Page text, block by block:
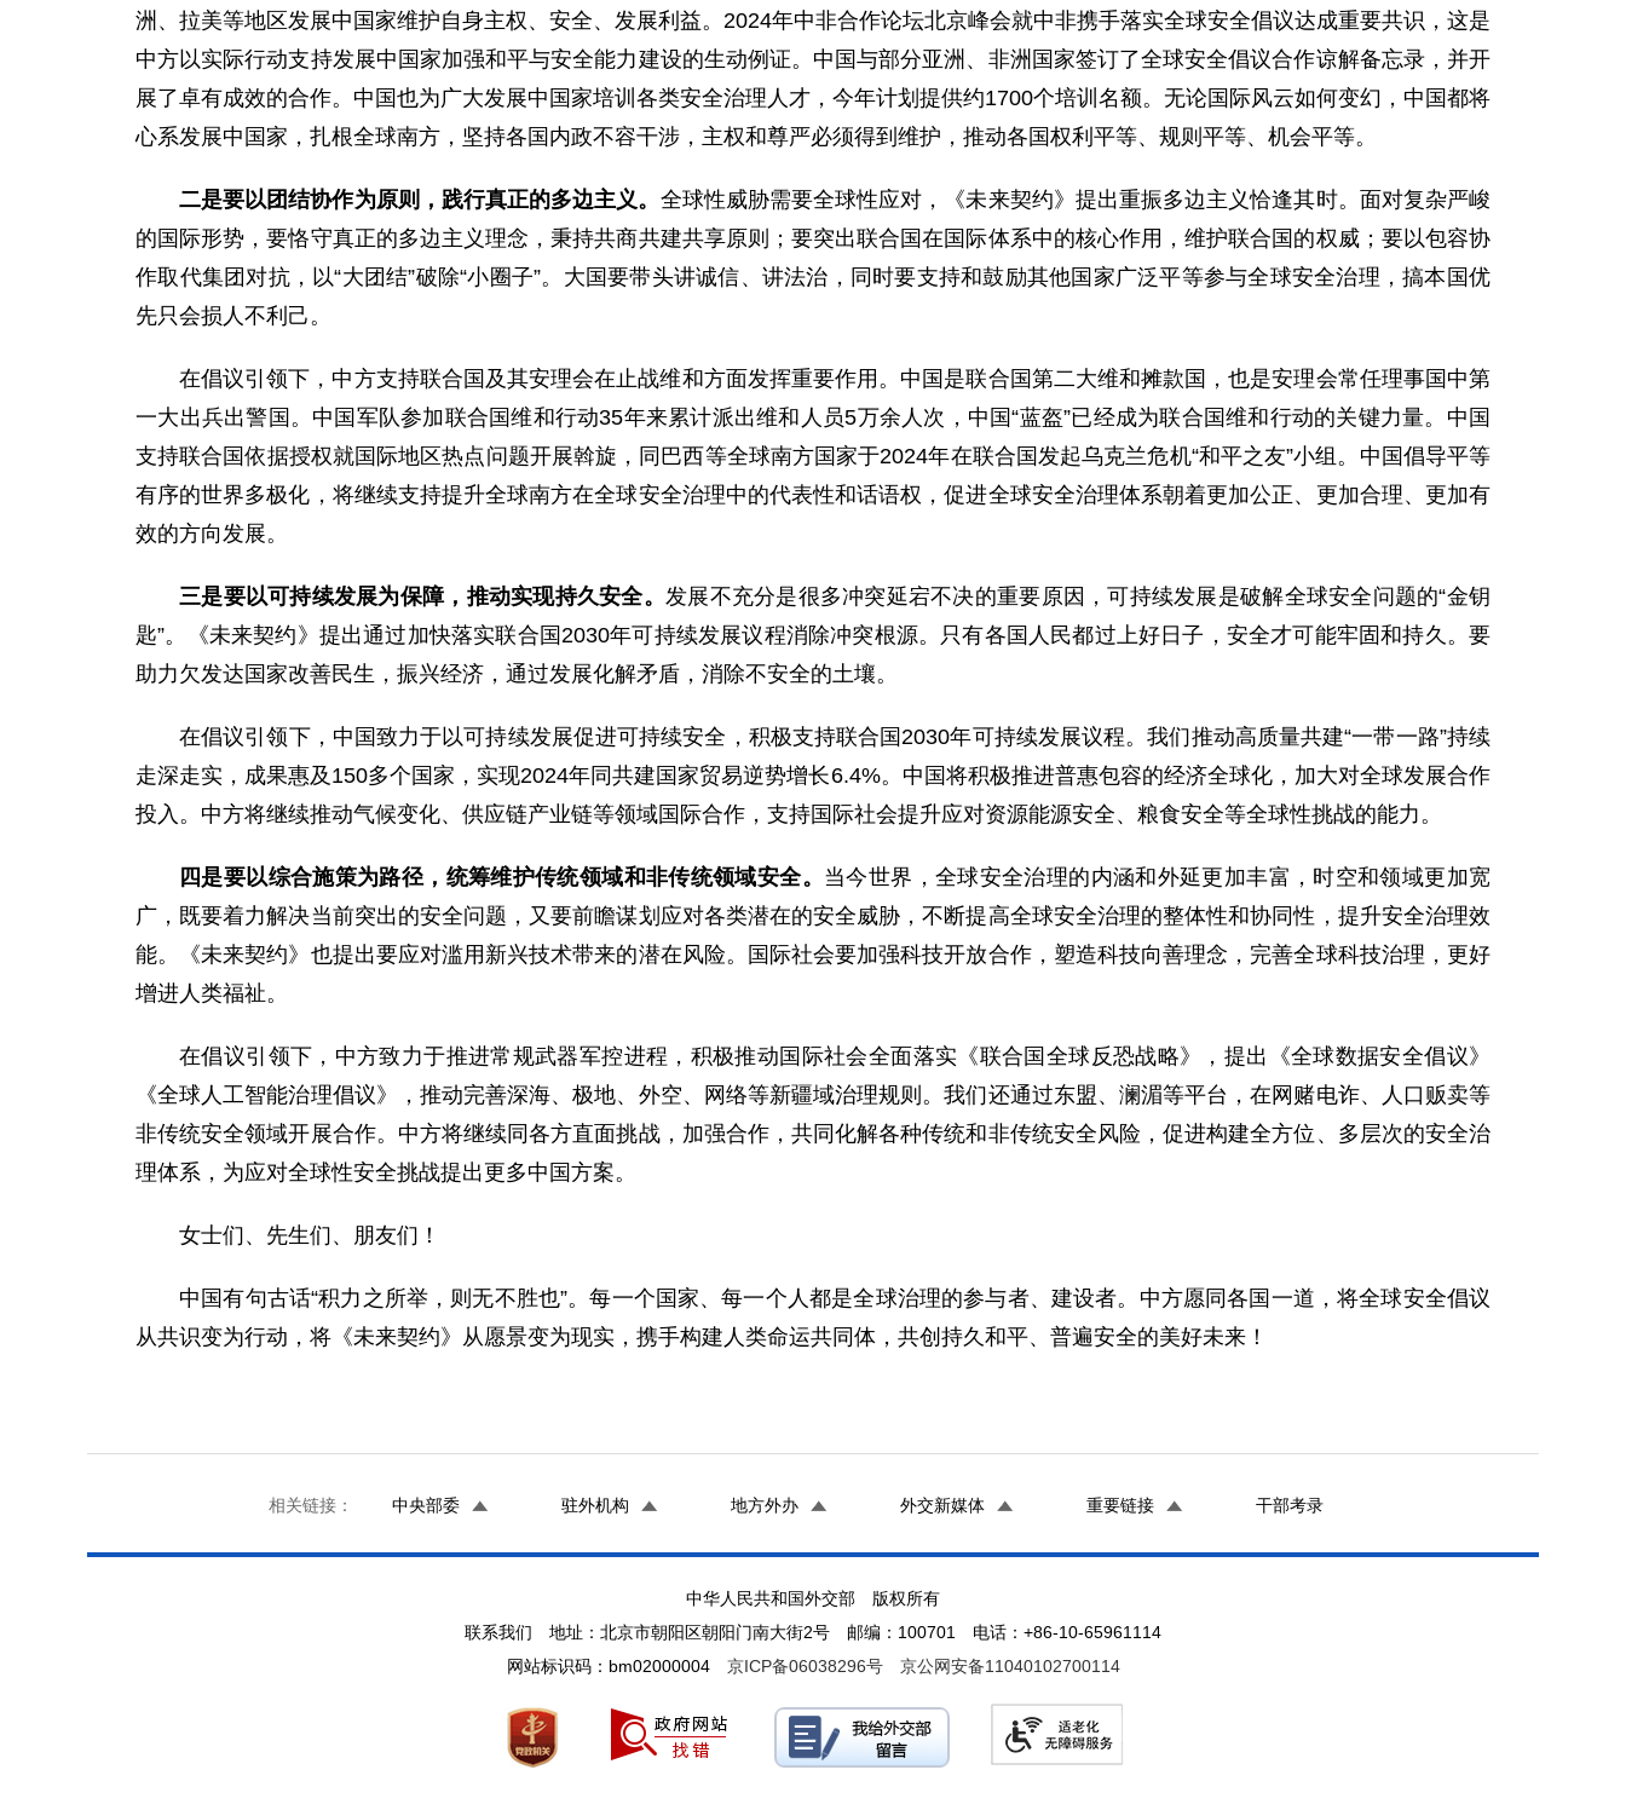
洲、拉美等地区发展中国家维护自身主权、安全、发展利益。2024年中非合作论坛北京峰会就中非携手落实全球安全倡议达成重要共识，这是
中方以实际行动支持发展中国家加强和平与安全能力建设的生动例证。中国与部分亚洲、非洲国家签订了全球安全倡议合作谅解备忘录，并开
展了卓有成效的合作。中国也为广大发展中国家培训各类安全治理人才，今年计划提供约1700个培训名额。无论国际风云如何变幻，中国都将
心系发展中国家，扎根全球南方，坚持各国内政不容干涉，主权和尊严必须得到维护，推动各国权利平等、规则平等、机会平等。
二是要以团结协作为原则，践行真正的多边主义。 全球性威胁需要全球性应对，《未来契约》提出重振多边主义恰逢其时。面对复杂严峻
的国际形势，要恪守真正的多边主义理念，秉持共商共建共享原则；要突出联合国在国际体系中的核心作用，维护联合国的权威；要以包容协
作取代集团对抗，以“大团结”破除“小圈子”。大国要带头讲诚信、讲法治，同时要支持和鼓励其他国家广泛平等参与全球安全治理，搞本国优
先只会损人不利己。
在倡议引领下，中方支持联合国及其安理会在止战维和方面发挥重要作用。中国是联合国第二大维和摊款国，也是安理会常任理事国中第
一大出兵出警国。中国军队参加联合国维和行动35年来累计派出维和人员5万余人次，中国“蓝盔”已经成为联合国维和行动的关键力量。中国
支持联合国依据授权就国际地区热点问题开展斡旋，同巴西等全球南方国家于2024年在联合国发起乌克兰危机“和平之友”小组。中国倡导平等
有序的世界多极化，将继续支持提升全球南方在全球安全治理中的代表性和话语权，促进全球安全治理体系朝着更加公正、更加合理、更加有
效的方向发展。
三是要以可持续发展为保障，推动实现持久安全。 发展不充分是很多冲突延宕不决的重要原因，可持续发展是破解全球安全问题的“金钥
匙”。《未来契约》提出通过加快落实联合国2030年可持续发展议程消除冲突根源。只有各国人民都过上好日子，安全才可能牢固和持久。要
助力欠发达国家改善民生，振兴经济，通过发展化解矛盾，消除不安全的土壤。
在倡议引领下，中国致力于以可持续发展促进可持续安全，积极支持联合国2030年可持续发展议程。我们推动高质量共建“一带一路”持续
走深走实，成果惠及150多个国家，实现2024年同共建国家贸易逆势增长6.4%。中国将积极推进普惠包容的经济全球化，加大对全球发展合作
投入。中方将继续推动气候变化、供应链产业链等领域国际合作，支持国际社会提升应对资源能源安全、粮食安全等全球性挑战的能力。
四是要以综合施策为路径，统筹维护传统领域和非传统领域安全。 当今世界，全球安全治理的内涵和外延更加丰富，时空和领域更加宽
广，既要着力解决当前突出的安全问题，又要前瞻谋划应对各类潜在的安全威胁，不断提高全球安全治理的整体性和协同性，提升安全治理效
能。《未来契约》也提出要应对滥用新兴技术带来的潜在风险。国际社会要加强科技开放合作，塑造科技向善理念，完善全球科技治理，更好
增进人类福祉。
在倡议引领下，中方致力于推进常规武器军控进程，积极推动国际社会全面落实《联合国全球反恐战略》，提出《全球数据安全倡议》
《全球人工智能治理倡议》，推动完善深海、极地、外空、网络等新疆域治理规则。我们还通过东盟、澜湄等平台，在网赌电诈、人口贩卖等
非传统安全领域开展合作。中方将继续同各方直面挑战，加强合作，共同化解各种传统和非传统安全风险，促进构建全方位、多层次的安全治
理体系，为应对全球性安全挑战提出更多中国方案。
女士们、先生们、朋友们！
中国有句古话“积力之所举，则无不胜也”。每一个国家、每一个人都是全球治理的参与者、建设者。中方愿同各国一道，将全球安全倡议
从共识变为行动，将《未来契约》从愿景变为现实，携手构建人类命运共同体，共创持久和平、普遍安全的美好未来！
相关链接： 中央部委 驻外机构 地方外办 外交新媒体 重要链接 干部考录
中华人民共和国外交部 版权所有
联系我们 地址：北京市朝阳区朝阳门南大街2号 邮编：100701 电话：+86-10-65961114
网站标识码：bm02000004 京ICP备06038296号 京公网安备11040102700114